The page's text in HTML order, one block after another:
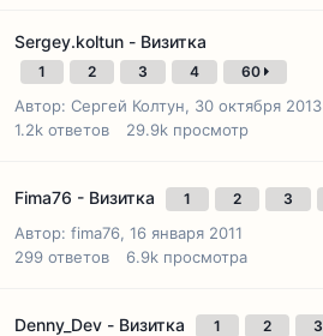
Sergey.koltun - Визитка
1 2 3 4 60
Автор: Сергей Колтун, 30 октября 2013
1.2k ответов 29.9k просмотр
Fima76 - Визитка 1 2 3
Автор: fima76, 16 января 2011
299 ответов 6.9k просмотра
Denny_Dev - Визитка 1 2 3